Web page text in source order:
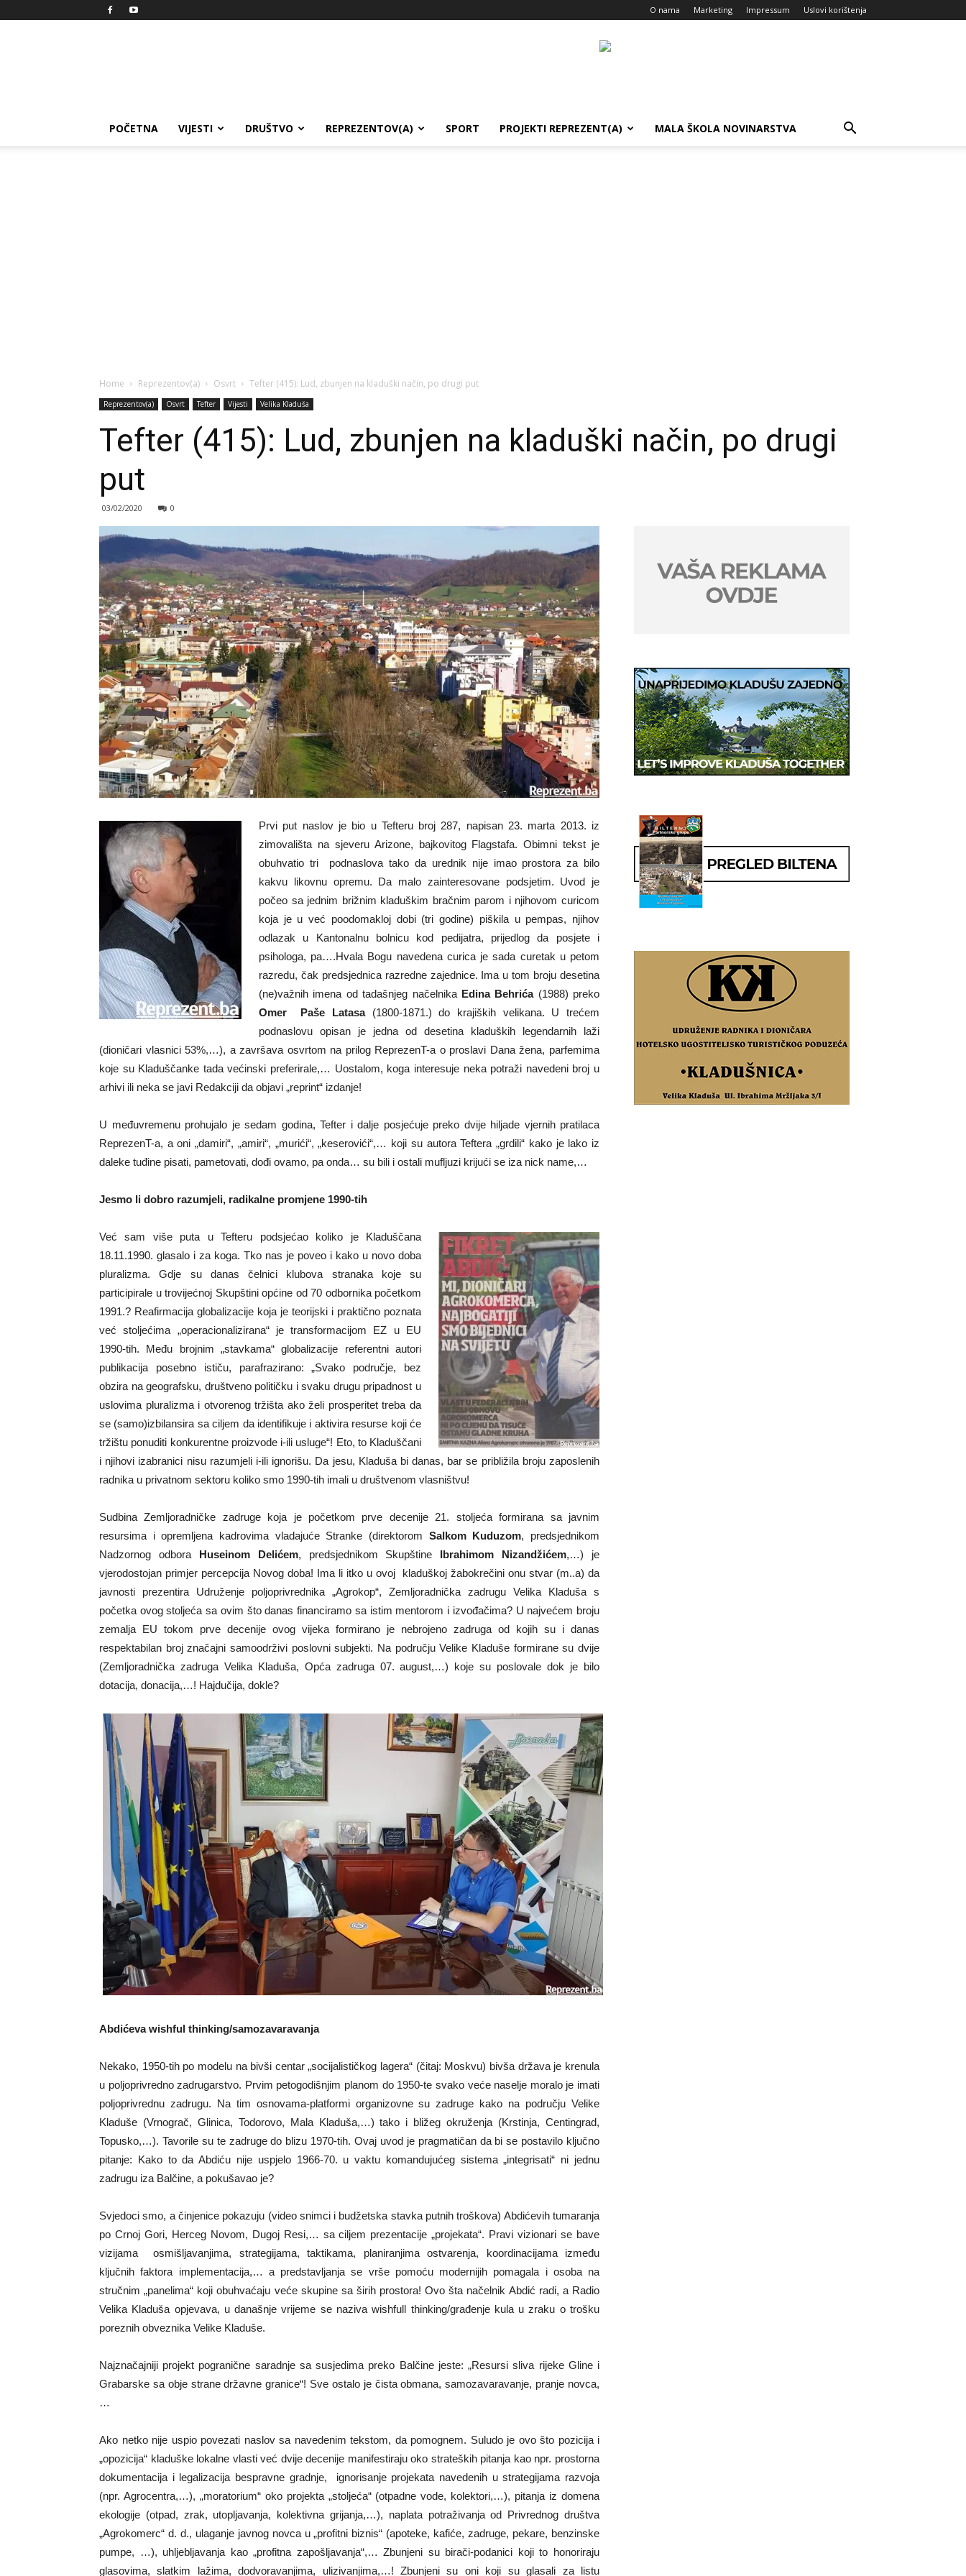
O nama Marketing Impressum Uslovi korištenja
POČETNA VIJESTI DRUŠTVO REPREZENTOV(A) SPORT PROJEKTI REPREZENT(A) MALA ŠKOLA NOVINARSTVA
Home Reprezentov(a) Osvrt Tefter (415): Lud, zbunjen na kladuški način, po drugi put
Reprezentov(a) Osvrt Tefter Vijesti Velika Kladuša
Tefter (415): Lud, zbunjen na kladuški način, po drugi
put
03/02/2020 0
Prvi put naslov je bio u Tefteru broj 287, napisan 23. marta 2013. iz
zimovališta na sjeveru Arizone, bajkovitog Flagstafa. Obimni tekst je
obuhvatio tri podnaslova tako da urednik nije imao prostora za bilo
kakvu likovnu opremu. Da malo zainteresovane podsjetim. Uvod je
počeo sa jednim brižnim kladuškim bračnim parom i njihovom curicom
koja je u već poodomakloj dobi (tri godine) piškila u pempas, njihov
odlazak u Kantonalnu bolnicu kod pedijatra, prijedlog da posjete i
psihologa, pa….Hvala Bogu navedena curica je sada curetak u petom
razredu, čak predsjednica razredne zajednice. Ima u tom broju desetina
(ne)važnih imena od tadašnjeg načelnika Edina Behrića(1988) preko
Omer Paše Latasa(1800-1871.) do krajiških velikana. U trećem
podnaslovu opisan je jedna od desetina kladuških legendarnih laži
(dioničari vlasnici 53%,…), a završava osvrtom na prilog ReprezenT-a o proslavi Dana žena, parfemima
koje su Kladuščanke tada većinski preferirale,… Uostalom, koga interesuje neka potraži navedeni broj u
arhivi ili neka se javi Redakciji da objavi „reprint“ izdanje!
U međuvremenu prohujalo je sedam godina, Tefter i dalje posjećuje preko dvije hiljade vjernih pratilaca
ReprezenT-a, a oni „damiri“, „amiri“, „murići“, „keserovići“,… koji su autora Teftera „grdili“ kako je lako iz
daleke tuđine pisati, pametovati, dođi ovamo, pa onda… su bili i ostali mufljuzi krijući se iza nick name,…
Jesmo li dobro razumjeli, radikalne promjene 1990-tih
Već sam više puta u Tefteru podsjećao koliko je Kladuščana
18.11.1990. glasalo i za koga. Tko nas je poveo i kako u novo doba
pluralizma. Gdje su danas čelnici klubova stranaka koje su
participirale u trovijećnoj Skupštini općine od 70 odbornika početkom
1991.? Reafirmacija globalizacije koja je teorijski i praktično poznata
već stoljećima „operacionalizirana“ je transformacijom EZ u EU
1990-tih. Među brojnim „stavkama“ globalizacije referentni autori
publikacija posebno ističu, parafrazirano: „Svako područje, bez
obzira na geografsku, društveno političku i svaku drugu pripadnost u
uslovima pluralizma i otvorenog tržišta ako želi prosperitet treba da
se (samo)izbilansira sa ciljem da identifikuje i aktivira resurse koji će
tržištu ponuditi konkurentne proizvode i-ili usluge“! Eto, to Kladuščani
i njihovi izabranici nisu razumjeli i-ili ignorišu. Da jesu, Kladuša bi danas, bar se približila broju zaposlenih
radnika u privatnom sektoru koliko smo 1990-tih imali u društvenom vlasništvu!
Sudbina Zemljoradničke zadruge koja je početkom prve decenije 21. stoljeća formirana sa javnim
resursima i opremljena kadrovima vladajuće Stranke (direktorom Salkom Kuduzom, predsjednikom
Nadzornog odbora Huseinom Delićem, predsjednikom Skupštine Ibrahimom Nizandžićem,…) je
vjerodostojan primjer percepcija Novog doba! Ima li itko u ovoj kladuškoj žabokrečini onu stvar (m..a) da
javnosti prezentira Udruženje poljoprivrednika „Agrokop“, Zemljoradnička zadrugu Velika Kladuša s
početka ovog stoljeća sa ovim što danas financiramo sa istim mentorom i izvođačima? U najvećem broju
zemalja EU tokom prve decenije ovog vijeka formirano je nebrojeno zadruga od kojih su i danas
respektabilan broj značajni samoodrživi poslovni subjekti. Na području Velike Kladuše formirane su dvije
(Zemljoradnička zadruga Velika Kladuša, Opća zadruga 07. august,…) koje su poslovale dok je bilo
dotacija, donacija,…! Hajdučija, dokle?
Abdićeva wishful thinking/samozavaravanja
Nekako, 1950-tih po modelu na bivši centar „socijalističkog lagera“ (čitaj: Moskvu) bivša država je krenula
u poljoprivredno zadrugarstvo. Prvim petogodišnjim planom do 1950-te svako veće naselje moralo je imati
poljoprivrednu zadrugu. Na tim osnovama-platformi organizovne su zadruge kako na području Velike
Kladuše (Vrnograč, Glinica, Todorovo, Mala Kladuša,…) tako i bližeg okruženja (Krstinja, Centingrad,
Topusko,…). Tavorile su te zadruge do blizu 1970-tih. Ovaj uvod je pragmatičan da bi se postavilo ključno
pitanje: Kako to da Abdiću nije uspjelo 1966-70. u vaktu komandujućeg sistema „integrisati“ ni jednu
zadrugu iza Balčine, a pokušavao je?
Svjedoci smo, a činjenice pokazuju (video snimci i budžetska stavka putnih troškova) Abdićevih tumaranja
po Crnoj Gori, Herceg Novom, Dugoj Resi,… sa ciljem prezentacije „projekata“. Pravi vizionari se bave
vizijama osmišljavanjima, strategijama, taktikama, planiranjima ostvarenja, koordinacijama između
ključnih faktora implementacija,… a predstavljanja se vrše pomoću modernijih pomagala i osoba na
stručnim „panelima“ koji obuhvaćaju veće skupine sa širih prostora! Ovo šta načelnik Abdić radi, a Radio
Velika Kladuša opjevava, u današnje vrijeme se naziva wishfull thinking/građenje kula u zraku o trošku
poreznih obveznika Velike Kladuše.
Najznačajniji projekt pogranične saradnje sa susjedima preko Balčine jeste: „Resursi sliva rijeke Gline i
Grabarske sa obje strane državne granice“! Sve ostalo je čista obmana, samozavaravanje, pranje novca,
…
Ako netko nije uspio povezati naslov sa navedenim tekstom, da pomognem. Suludo je ovo što pozicija i
„opozicija“ kladuške lokalne vlasti već dvije decenije manifestiraju oko strateških pitanja kao npr. prostorna
dokumentacija i legalizacija bespravne gradnje, ignorisanje projekata navedenih u strategijama razvoja
(npr. Agrocentra,…), „moratorium“ oko projekta „stoljeća“ (otpadne vode, kolektori,…), pitanja iz domena
ekologije (otpad, zrak, utopljavanja, kolektivna grijanja,…), naplata potraživanja od Privrednog društva
„Agrokomerc“ d. d., ulaganje javnog novca u „profitni biznis“ (apoteke, kafiće, zadruge, pekare, benzinske
pumpe, …), uhljebljavanja kao „profitna zapošljavanja“,… Zbunjeni su birači-podanici koji to honoriraju
glasovima, slatkim lažima, dodvoravanjima, ulizivanjima,…! Zbunjeni su oni koji su glasali za listu